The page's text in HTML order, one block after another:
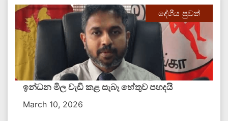
දේශීය පුවත්
ඉන්ධන මිල වැඩි කළ සැබෑ හේතුව පහදයි
March 10, 2026